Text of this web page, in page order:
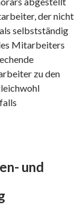
der nicht
selbstständig
Mitarbeiters
zu den
und